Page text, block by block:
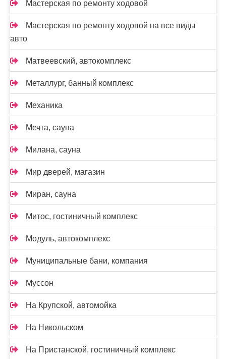
Мастерская по ремонту ходовой
Мастерская по ремонту ходовой на все виды
авто
Матвеевский, автокомплекс
Металлург, банный комплекс
Механика
Мечта, сауна
Милана, сауна
Мир дверей, магазин
Миран, сауна
Митос, гостиничный комплекс
Модуль, автокомплекс
Муниципальные бани, компания
Муссон
На Крупской, автомойка
На Никольском
На Пристанской, гостиничный комплекс